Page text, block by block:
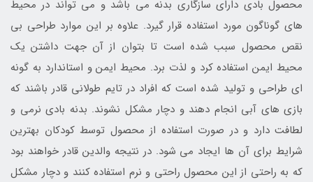
محصول بادی دارای سازگاری بدنه می باشد و می تواند در محیط
های گوناگون مورد استفاده قرار گیرد. علاوه بر این موارد طراحی بی
نقص محصول سبب شده است تا بتوان از آن جهت داشتن یک
محیط ایمن استفاده کرد و لذت برد. محیط ایمن و استاندارد به گونه
ای طراحی و تولید شده است که افراد در تایم طولانی قادر باشند که
بازی های آبی انجام دهند و دچار مشکل نشوند. بدنه بادی نرمی و
لطافت دارد و در صورت استفاده از محصول توسط کودکان بهترین
شرایط برای آن ها ایجاد می شود. در نتیجه والدین قادر خواهند بود
که به راحتی از این محصول راحتی و نرم استفاده کنند و دچار مشکل